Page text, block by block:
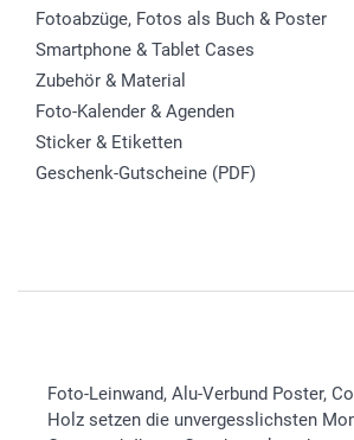
Fotoabzüge, Fotos als Buch & Poster
Smartphone & Tablet Cases
Zubehör & Material
Foto-Kalender & Agenden
Sticker & Etiketten
Geschenk-Gutscheine (PDF)
Foto-Leinwand, Alu-Verbund Poster,
Holz setzen die unvergesslichsten